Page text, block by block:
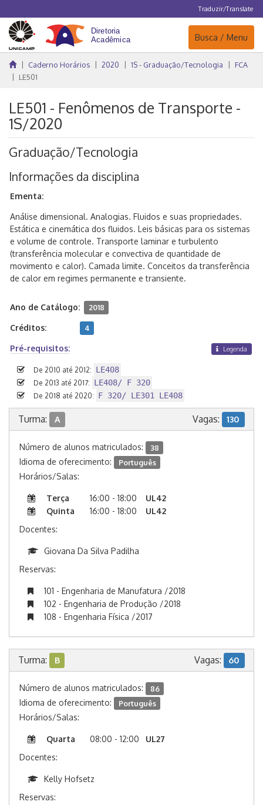
Traduzir/Translate
Navegação
Busca / Menu
Caderno Horários 2020 1S - Graduação/Tecnologia
FCA
LE501
LE501 - Fenômenos de Transporte -
1S/2020
Graduação/Tecnologia
Informações da disciplina
Ementa:
Análise dimensional. Analogias. Fluidos e suas propriedades.
Estática e cinemática dos fluidos. Leis básicas para os sistemas
e volume de controle. Transporte laminar e turbulento
(transferência molecular e convectiva de quantidade de
movimento e calor). Camada limite. Conceitos da transferência
de calor em regimes permanente e transiente.
Ano de Catálogo: 2018
Créditos: 4
Pré-requisitos: Legenda
De 2010 até 2012: LE408
De 2013 até 2017: LE408/ F 320
De 2018 até 2020: F 320/ LE301 LE408
Turma: A Vagas: 130
Número de alunos matriculados: 38
Idioma de oferecimento: Português
Horários/Salas:
Terça 16:00 - 18:00
UL42
Quinta
16:00 - 18:00
UL42
Docentes:
Giovana Da Silva Padilha
Reservas:
101 - Engenharia de Manufatura /2018
102 - Engenharia de Produção /2018
108 - Engenharia Física /2017
Turma: B Vagas: 60
Número de alunos matriculados: 86
Idioma de oferecimento: Português
Horários/Salas:
Quarta 08:00 - 12:00
UL27
Docentes:
Kelly Hofsetz
Reservas: